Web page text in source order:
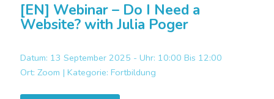
[EN] Webinar – Do I Need a
Website? with Julia Poger
Datum: 13 September 2025 - Uhr: 10:00 Bis 12:00
Ort: Zoom | Kategorie: Fortbildung